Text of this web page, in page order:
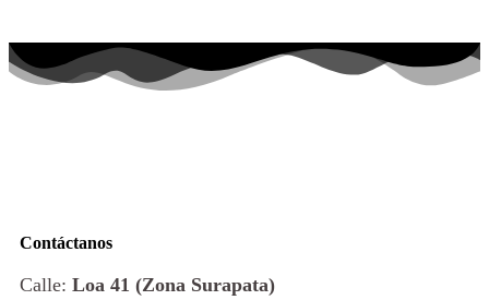
Contáctanos
Calle: Loa 41 (Zona Surapata)